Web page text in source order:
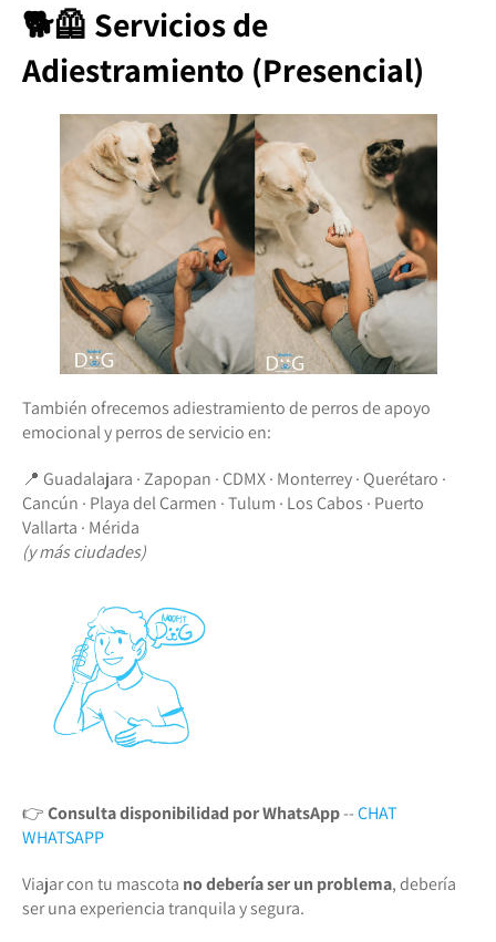
🐕🦺 Servicios de
Adiestramiento (Presencial)
También ofrecemos adiestramiento de perros de apoyo
emocional y perros de servicio en:
📍 Guadalajara · Zapopan · CDMX · Monterrey · Querétaro ·
Cancún · Playa del Carmen · Tulum · Los Cabos · Puerto
Vallarta · Mérida
(y más ciudades)
👉Consulta disponibilidad por WhatsApp--CHAT
WHATSAPP
Viajar con tu mascota no debería ser un problema, debería
ser una experiencia tranquila y segura.